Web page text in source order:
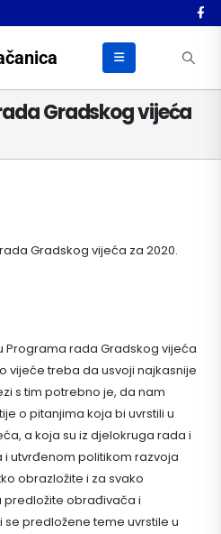
Gradskog vijeća
Gradskog vijeća za 2020.
Programa rada Gradskog vijeća
vijeće treba da usvoji najkasnije
s tim potrebno je, da nam
o pitanjima koja bi uvrstili u
a koja su iz djelokruga rada i
utvrđenom politikom razvoja
obrazložite i za svako
obrađivača i
predložene teme uvrstile u